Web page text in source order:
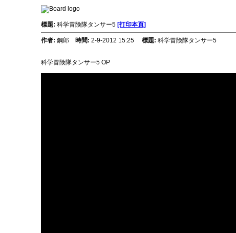
標題: 科学冒険隊タンサー5 [打印本頁]
作者: 鋼郎 時間: 2-9-2012 15:25 標題: 科学冒険隊タンサー5
科学冒険隊タンサー5 OP